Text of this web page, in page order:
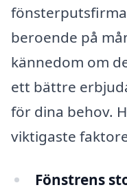
beroende på
kännedom om
ett bättre
för dina behov.
viktigaste
Fönstrens